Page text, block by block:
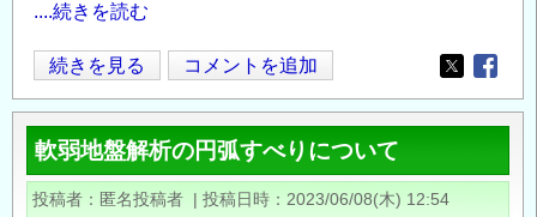
....続きを読む
【広
告
の
お
願
続きを見る コメントを追加
Opens in
軟弱地盤解析の円弧すべりについて
投稿者 匿名投稿者 | 投稿日時
2023/06/08(木) 12:54